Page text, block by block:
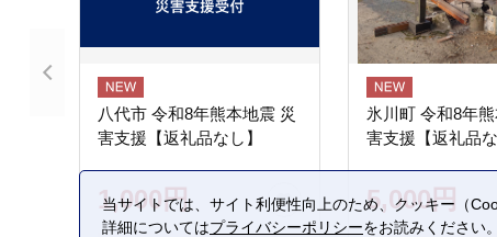
八代市 令和8年熊本地震 災
害支援【返礼品なし】
1,000円
氷川町 令和8年
害支援【返礼品な
5,000円
当サイトでは、サイト利便性向上のため、クッキー（
詳細についてはプライバシーポリシーをお読みください。